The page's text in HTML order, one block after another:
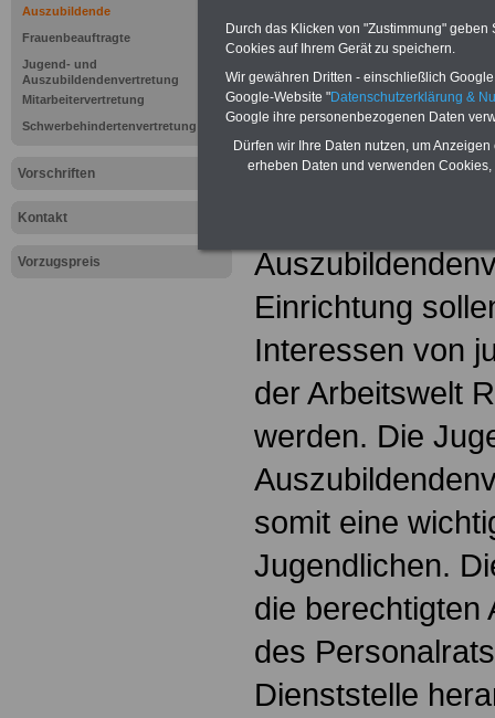
Auszubildende
Frauenbeauftragte
Jugend- und
Auszubildendenvertretung
Mitarbeitervertretung
Schwerbehindertenvertretung
Vorschriften
Kontakt
Vorzugspreis
Lexikon
Auszubildende
wählen in
Einrichtung
Interessen von
der Arbeitswelt
werden. Die
somit eine
Jugendlichen.
die berechtigten
des
Dienststelle
Durch das Klicken von "Zustimmung"
Cookies auf Ihrem Gerät zu speichern.
Wir gewähren Dritten - einschließlich
Google-Website "Datenschutzerklärung &
Google ihre personenbezogenen Daten
Dürfen wir Ihre Daten nutzen, um
erheben Daten und verwenden